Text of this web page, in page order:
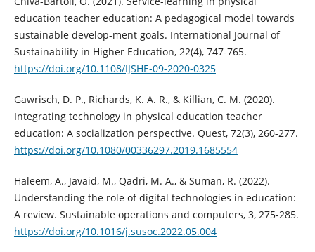
education teacher education: A pedagogical model towards
sustainable develop-ment goals. International Journal of
Sustainability in Higher Education, 22(4), 747-765.
https://doi.org/10.1108/IJSHE-09-2020-0325
Gawrisch, D. P., Richards, K. A. R., & Killian, C. M. (2020).
Integrating technology in physical education teacher
education: A socialization perspective. Quest, 72(3), 260-277.
https://doi.org/10.1080/00336297.2019.1685554
Haleem, A., Javaid, M., Qadri, M. A., & Suman, R. (2022).
Understanding the role of digital technologies in education:
A review. Sustainable operations and computers, 3, 275-285.
https://doi.org/10.1016/j.susoc.2022.05.004